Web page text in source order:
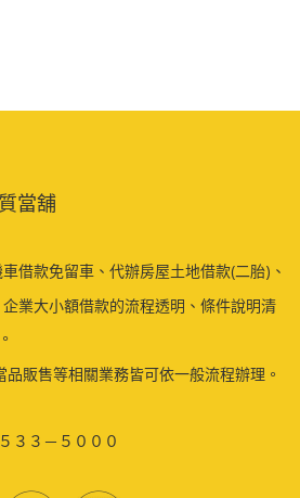
當舖
借款免留車、代辦房屋土地借款(二胎)、
業大小額借款的流程透明、條件說明清
販售等相關業務皆可依一般流程辦理。
３３－５０００